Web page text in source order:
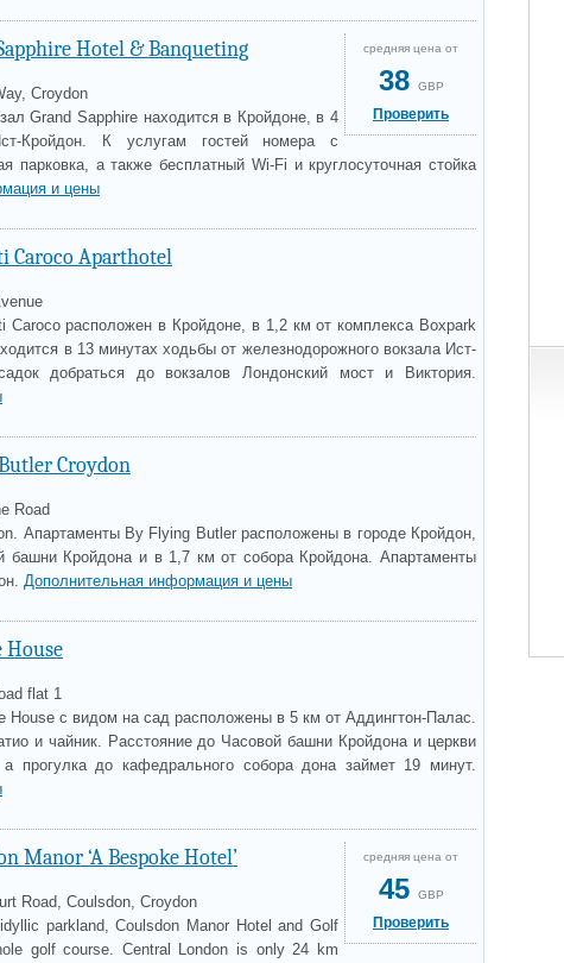
средняя цена от
38 GBP
Проверить
Hotel & Banqueting
Croydon
Grand Sapphire находится в Кройдоне, в 4
Кройдон. К услугам гостей номера с
парковка, а также бесплатный Wi-Fi и круглосуточная стойка
и цены
Caroco Aparthotel
Caroco расположен в Кройдоне, в 1,2 км от комплекса Boxpark
в 13 минутах ходьбы от железнодорожного вокзала Ист-
добраться до вокзалов Лондонский мост и Виктория.
Croydon
Road
Апартаменты By Flying Butler расположены в городе Кройдон,
башни Кройдона и в 1,7 км от собора Кройдона. Апартаменты
Дополнительная информация и цены
House
flat 1
House с видом на сад расположены в 5 км от Аддингтон-Палас.
и чайник. Расстояние до Часовой башни Кройдона и церкви
прогулка до кафедрального собора дона займет 19 минут.
средняя цена от
45 GBP
Проверить
Manor ‘A Bespoke Hotel’
Road, Coulsdon, Croydon
parkland, Coulsdon Manor Hotel and Golf
golf course. Central London is only 24 km